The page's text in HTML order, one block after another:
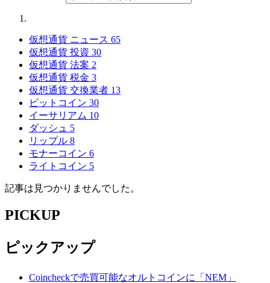
仮想通貨 ニュース 65
仮想通貨 投資 30
仮想通貨 法案 2
仮想通貨 税金 3
仮想通貨 交換業者 13
ビットコイン 30
イーサリアム 10
ダッシュ 5
リップル 8
モナーコイン 6
ライトコイン 5
記事は見つかりませんでした。
PICKUP
ピックアップ
Coincheckで売買可能なオルトコインに「NEM」